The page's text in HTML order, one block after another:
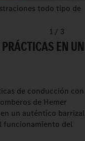
todo tipo de
1 / 3
EN UN
de conducción con
de Hemer
un auténtico barrizal
funcionamiento del